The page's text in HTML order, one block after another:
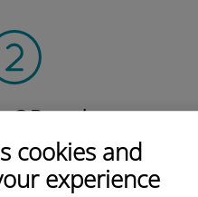
cookies and
experience
QR-code
te activeren en
te installeren.